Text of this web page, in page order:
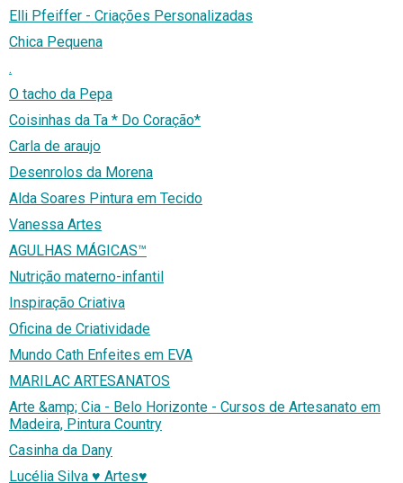
Elli Pfeiffer - Criações Personalizadas
Chica Pequena
.
O tacho da Pepa
Coisinhas da Ta * Do Coração*
Carla de araujo
Desenrolos da Morena
Alda Soares Pintura em Tecido
Vanessa Artes
AGULHAS MÁGICAS™
Nutrição materno-infantil
Inspiração Criativa
Oficina de Criatividade
Mundo Cath Enfeites em EVA
MARILAC ARTESANATOS
Arte &amp; Cia - Belo Horizonte - Cursos de Artesanato em
Madeira, Pintura Country
Casinha da Dany
Lucélia Silva ♥ Artes♥